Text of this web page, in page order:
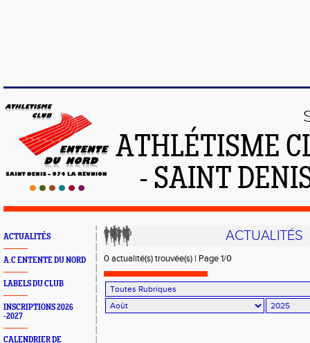
ATHLÉTISME
- SAINT
ACTUALITÉS
A.C ENTENTE DU NORD
LABELS DU CLUB
INSCRIPTIONS 2026
-2027
CALENDRIER DE
ACTUALITÉS
0 actualité(s) trouvée(s) | Page 1/0